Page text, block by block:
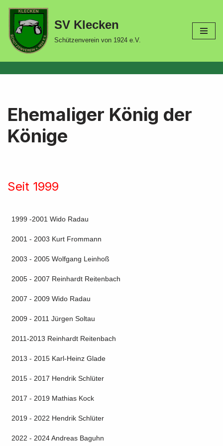
Zum
Inhalt
springen
SV Klecken
Schützenverein von 1924 e.V.
Ehemaliger König der
Könige
Seit 1999
1999 -2001 Wido Radau
2001 - 2003 Kurt Frommann
2003 - 2005 Wolfgang Leinhoß
2005 - 2007 Reinhardt Reitenbach
2007 - 2009 Wido Radau
2009 - 2011 Jürgen Soltau
2011-2013 Reinhardt Reitenbach
2013 - 2015 Karl-Heinz Glade
2015 - 2017 Hendrik Schlüter
2017 - 2019 Mathias Kock
2019 - 2022 Hendrik Schlüter
2022 - 2024 Andreas Baguhn